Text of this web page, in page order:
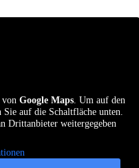
von Google Maps. Um auf den
auf die Schaltfläche unten.
Drittanbieter weitergegeben